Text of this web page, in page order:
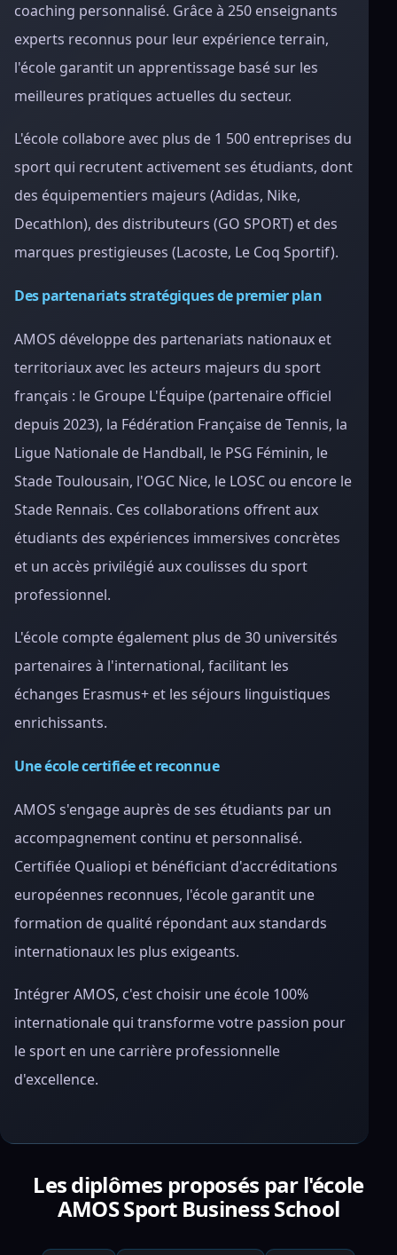
coaching personnalisé. Grâce à 250 enseignants
experts reconnus pour leur expérience terrain,
l'école garantit un apprentissage basé sur les
meilleures pratiques actuelles du secteur.
L'école collabore avec plus de 1 500 entreprises du
sport qui recrutent activement ses étudiants, dont
des équipementiers majeurs (Adidas, Nike,
Decathlon), des distributeurs (GO SPORT) et des
marques prestigieuses (Lacoste, Le Coq Sportif).
Des partenariats stratégiques de premier plan
AMOS développe des partenariats nationaux et
territoriaux avec les acteurs majeurs du sport
français : le Groupe L'Équipe (partenaire officiel
depuis 2023), la Fédération Française de Tennis, la
Ligue Nationale de Handball, le PSG Féminin, le
Stade Toulousain, l'OGC Nice, le LOSC ou encore le
Stade Rennais. Ces collaborations offrent aux
étudiants des expériences immersives concrètes
et un accès privilégié aux coulisses du sport
professionnel.
L'école compte également plus de 30 universités
partenaires à l'international, facilitant les
échanges Erasmus+ et les séjours linguistiques
enrichissants.
Une école certifiée et reconnue
AMOS s'engage auprès de ses étudiants par un
accompagnement continu et personnalisé.
Certifiée Qualiopi et bénéficiant d'accréditations
européennes reconnues, l'école garantit une
formation de qualité répondant aux standards
internationaux les plus exigeants.
Intégrer AMOS, c'est choisir une école 100%
internationale qui transforme votre passion pour
le sport en une carrière professionnelle
d'excellence.
Les diplômes proposés par l'école
AMOS Sport Business School